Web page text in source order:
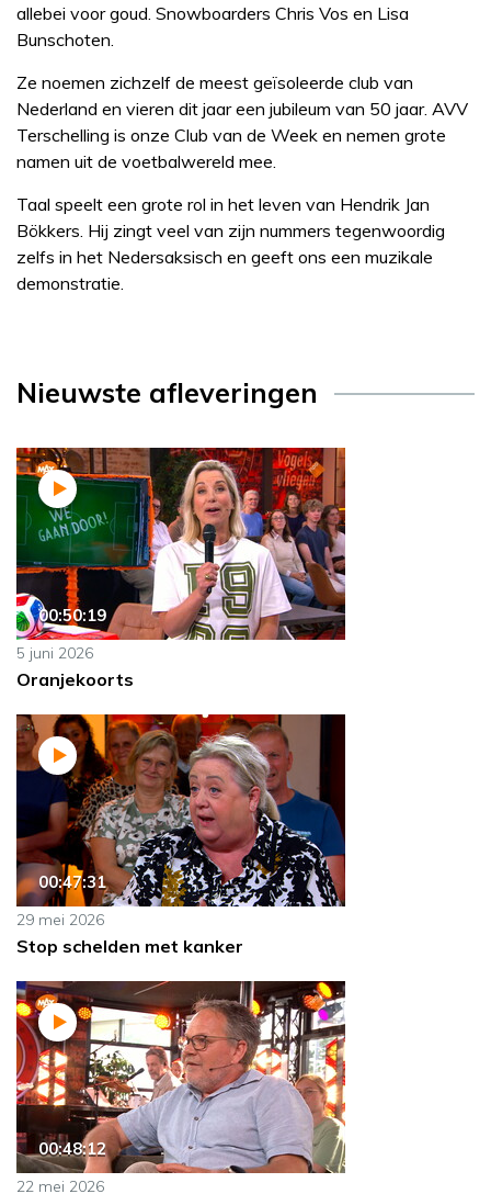
allebei voor goud. Snowboarders Chris Vos en Lisa
Bunschoten.
Ze noemen zichzelf de meest geïsoleerde club van
Nederland en vieren dit jaar een jubileum van 50 jaar. AVV
Terschelling is onze Club van de Week en nemen grote
namen uit de voetbalwereld mee.
Taal speelt een grote rol in het leven van Hendrik Jan
Bökkers. Hij zingt veel van zijn nummers tegenwoordig
zelfs in het Nedersaksisch en geeft ons een muzikale
demonstratie.
Nieuwste afleveringen
00:50:19
5 juni 2026
Oranjekoorts
00:47:31
29 mei 2026
Stop schelden met kanker
00:48:12
22 mei 2026